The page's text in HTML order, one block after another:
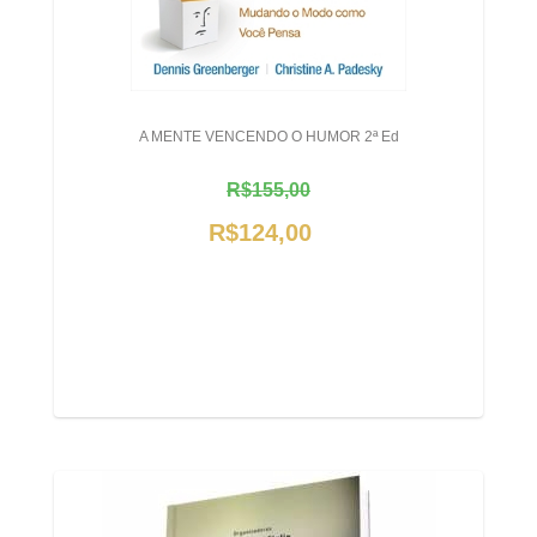
A MENTE VENCENDO O HUMOR 2ª Ed
R$155,00
R$124,00